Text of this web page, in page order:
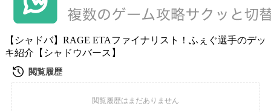
【シャドバ】RAGE ETAファイナリスト！ふぇぐ選手のデッ
キ紹介【シャドウバース】